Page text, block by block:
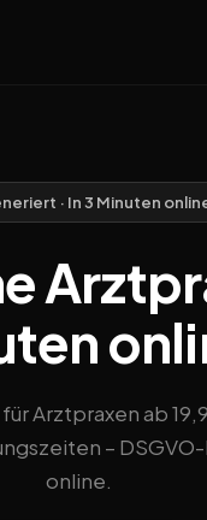
· In 3 Minuten
Arztpraxen ab
–
online.